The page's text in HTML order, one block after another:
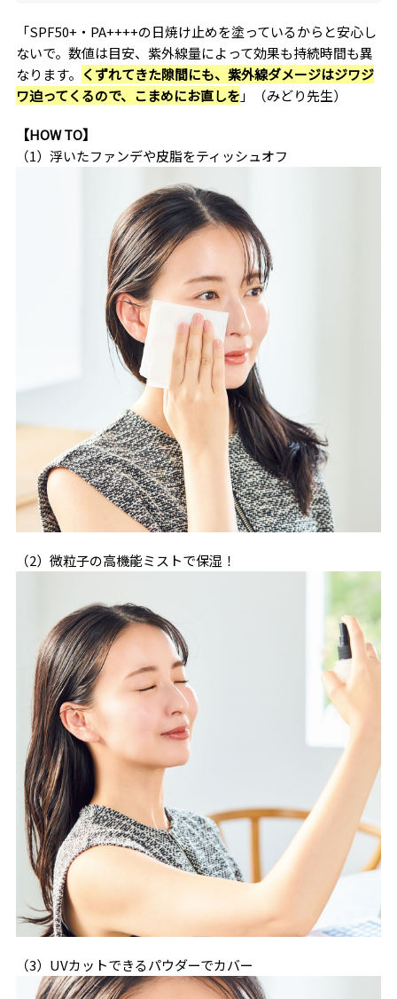
思いで伝えるYouTubeやSNSも大人気！
「SPF50+・PA++++の日焼け止めを塗っているからと安心し
ないで。数値は目安、紫外線量によって効果も持続時間も異
なります。 くずれてきた隙間にも、紫外線ダメージはジワジ
ワ迫ってくるので、こまめにお直しを 」（みどり先生）
【HOW TO】
（1）浮いたファンデや皮脂をティッシュオフ
（2）微粒子の高機能ミストで保湿！
（3）UVカットできるパウダーでカバー